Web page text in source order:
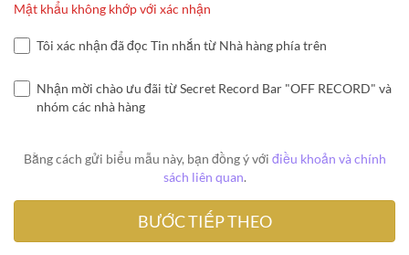
Mật khẩu không khớp với xác nhận
Tôi xác nhận đã đọc Tin nhắn từ Nhà hàng phía trên
Nhận mời chào ưu đãi từ Secret Record Bar "OFF RECORD" và
nhóm các nhà hàng
Bằng cách gửi biểu mẫu này, bạn đồng ý với điều khoản và chính
sách liên quan.